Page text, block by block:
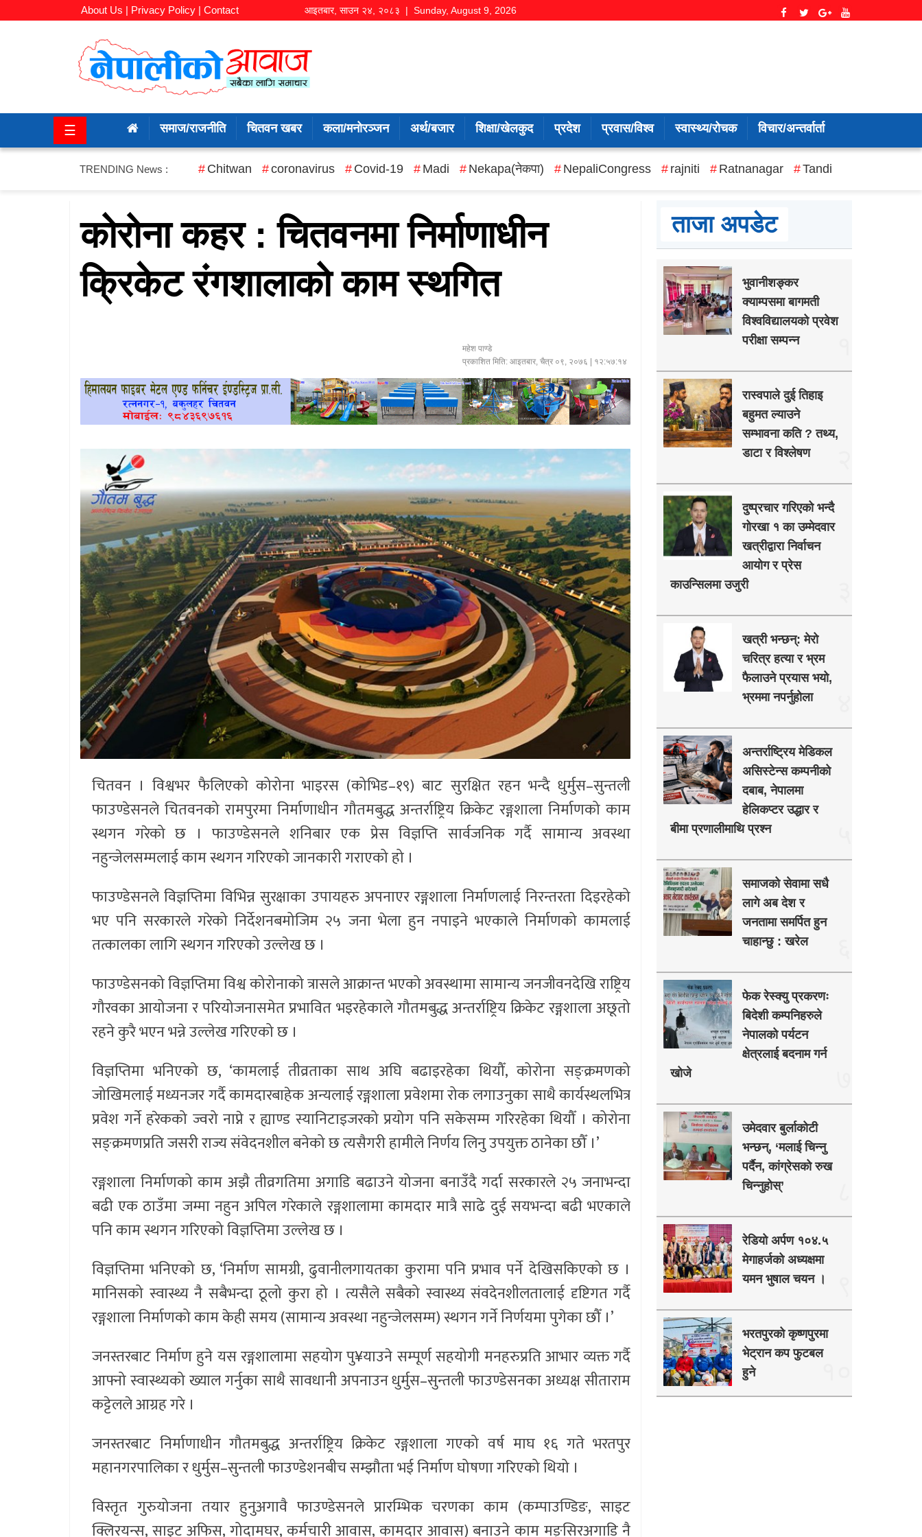
About Us | Privacy Policy | Contact आइतबार, साउन २४, २०८३ | Sunday, August 9, 2026
राजनीति
☰ समाज/राजनीति चितवन खबर कला/मनोरञ्जन अर्थ/बजार शिक्षा/खेलकुद प्रदेश प्रवास/विश्व स्वास्थ्य/रोचक विचार/अन्तर्वार्ता
TRENDING News : Chitwan coronavirus Covid-19 Madi Nekapa(नेकपा) NepaliCongress rajniti Ratnanagar Tandi
कोरोना कहर : चितवनमा निर्माणाधीन
क्रिकेट रंगशालाको काम स्थगित
महेश पाण्डे
प्रकाशित मिति:आइतबार, चैत्र ०९, २०७६ | १२:५७:१४
चितवन । विश्वभर फैलिएको कोरोना भाइरस (कोभिड–१९) बाट सुरक्षित रहन भन्दै धुर्मुस–सुन्तली
फाउण्डेसनले चितवनको रामपुरमा निर्माणाधीन गौतमबुद्ध अन्तर्राष्ट्रिय क्रिकेट रङ्गशाला निर्माणको काम
स्थगन गरेको छ । फाउण्डेसनले शनिबार एक प्रेस विज्ञप्ति सार्वजनिक गर्दै सामान्य अवस्था
नहुन्जेलसम्मलाई काम स्थगन गरिएको जानकारी गराएको हो ।
फाउण्डेसनले विज्ञप्तिमा विभिन्न सुरक्षाका उपायहरु अपनाएर रङ्गशाला निर्माणलाई निरन्तरता दिइरहेको
भए पनि सरकारले गरेको निर्देशनबमोजिम २५ जना भेला हुन नपाइने भएकाले निर्माणको कामलाई
तत्कालका लागि स्थगन गरिएको उल्लेख छ ।
फाउण्डेसनको विज्ञप्तिमा विश्व कोरोनाको त्रासले आक्रान्त भएको अवस्थामा सामान्य जनजीवनदेखि राष्ट्रिय
गौरवका आयोजना र परियोजनासमेत प्रभावित भइरहेकाले गौतमबुद्ध अन्तर्राष्ट्रिय क्रिकेट रङ्गशाला अछूतो
रहने कुरै भएन भन्ने उल्लेख गरिएको छ ।
विज्ञप्तिमा भनिएको छ, ‘कामलाई तीव्रताका साथ अघि बढाइरहेका थियौँ, कोरोना सङ्क्रमणको
जोखिमलाई मध्यनजर गर्दै कामदारबाहेक अन्यलाई रङ्गशाला प्रवेशमा रोक लगाउनुका साथै कार्यस्थलभित्र
प्रवेश गर्ने हरेकको ज्वरो नाप्ने र ह्याण्ड स्यानिटाइजरको प्रयोग पनि सकेसम्म गरिरहेका थियौँ । कोरोना
सङ्क्रमणप्रति जसरी राज्य संवेदनशील बनेको छ त्यसैगरी हामीले निर्णय लिनु उपयुक्त ठानेका छौँ ।’
रङ्गशाला निर्माणको काम अझै तीव्रगतिमा अगाडि बढाउने योजना बनाउँदै गर्दा सरकारले २५ जनाभन्दा
बढी एक ठाउँमा जम्मा नहुन अपिल गरेकाले रङ्गशालामा कामदार मात्रै साढे दुई सयभन्दा बढी भएकाले
पनि काम स्थगन गरिएको विज्ञप्तिमा उल्लेख छ ।
विज्ञप्तिमा भनिएको छ, ‘निर्माण सामग्री, ढुवानीलगायतका कुरामा पनि प्रभाव पर्ने देखिसकिएको छ ।
मानिसको स्वास्थ्य नै सबैभन्दा ठूलो कुरा हो । त्यसैले सबैको स्वास्थ्य संवदेनशीलतालाई दृष्टिगत गर्दै
रङ्गशाला निर्माणको काम केही समय (सामान्य अवस्था नहुन्जेलसम्म) स्थगन गर्ने निर्णयमा पुगेका छौँ ।’
जनस्तरबाट निर्माण हुने यस रङ्गशालामा सहयोग पु¥याउने सम्पूर्ण सहयोगी मनहरुप्रति आभार व्यक्त गर्दै
आफ्नो स्वास्थ्यको ख्याल गर्नुका साथै सावधानी अपनाउन धुर्मुस–सुन्तली फाउण्डेसनका अध्यक्ष सीताराम
कट्टेलले आग्रह गरे ।
जनस्तरबाट निर्माणाधीन गौतमबुद्ध अन्तर्राष्ट्रिय क्रिकेट रङ्गशाला गएको वर्ष माघ १६ गते भरतपुर
महानगरपालिका र धुर्मुस–सुन्तली फाउण्डेशनबीच सम्झौता भई निर्माण घोषणा गरिएको थियो ।
विस्तृत गुरुयोजना तयार हुनुअगावै फाउण्डेसनले प्रारम्भिक चरणका काम (कम्पाउण्डिङ, साइट
क्लिरयन्स, साइट अफिस, गोदामघर, कर्मचारी आवास, कामदार आवास) बनाउने काम मङ्सिरअगाडि नै
ताजा अपडेट
भुवानीशङ्कर
क्याम्पसमा बागमती
विश्वविद्यालयको प्रवेश
परीक्षा सम्पन्न
रास्वपाले दुई तिहाइ
बहुमत ल्याउने
सम्भावना कति ? तथ्य,
डाटा र विश्लेषण
दुष्प्रचार गरिएको भन्दै
गोरखा १ का उम्मेदवार
खत्रीद्वारा निर्वाचन
आयोग र प्रेस
काउन्सिलमा उजुरी
खत्री भन्छन्: मेरो
चरित्र हत्या र भ्रम
फैलाउने प्रयास भयो,
भ्रममा नपर्नुहोला
अन्तर्राष्ट्रिय मेडिकल
असिस्टेन्स कम्पनीको
दबाब, नेपालमा
हेलिकप्टर उद्धार र
बीमा प्रणालीमाथि प्रश्न
समाजको सेवामा सधै
लागे अब देश र
जनतामा समर्पित हुन
चाहान्छु : खरेल
फेक रेस्क्यु प्रकरणः
बिदेशी कम्पनिहरुले
नेपालको पर्यटन
क्षेत्रलाई बदनाम गर्न
खोजे
उमेदवार बुर्लाकोटी
भन्छन्, ‘मलाई चिन्नु
पर्दैन, कांग्रेसको रुख
चिन्नुहोस्’
रेडियो अर्पण १०४.५
मेगाहर्जको अध्यक्षमा
यमन भुषाल चयन ।
भरतपुरको कृष्णपुरमा
भेट्रान कप फुटबल
हुने